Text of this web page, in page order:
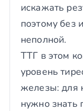
искажать
поэтому без
неполной.
ТТГ в этом
уровень
железы: для
нужно знать